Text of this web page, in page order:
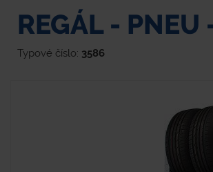
REGÁL - PNEU
Typové číslo: 3586